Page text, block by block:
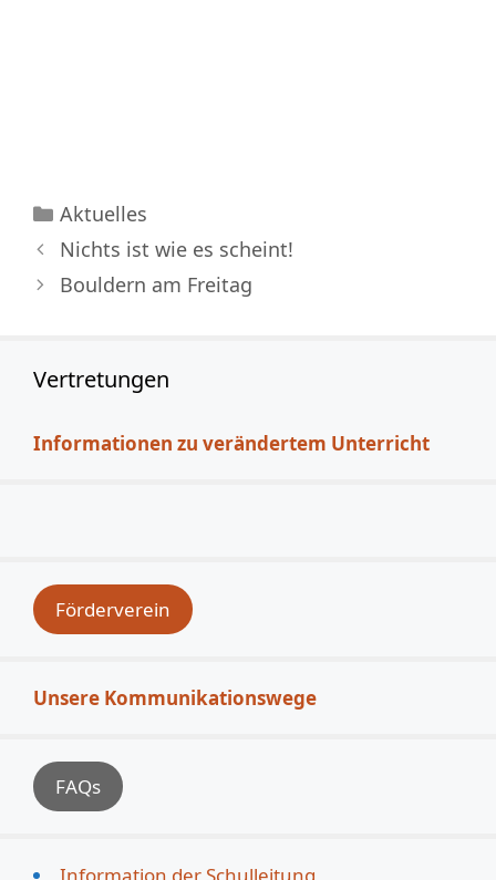
Kategorien
Aktuelles
Nichts ist wie es scheint!
Bouldern am Freitag
Vertretungen
Informationen zu verändertem Unterricht
Förderverein
Unsere Kommunikationswege
FAQs
Information der Schulleitung